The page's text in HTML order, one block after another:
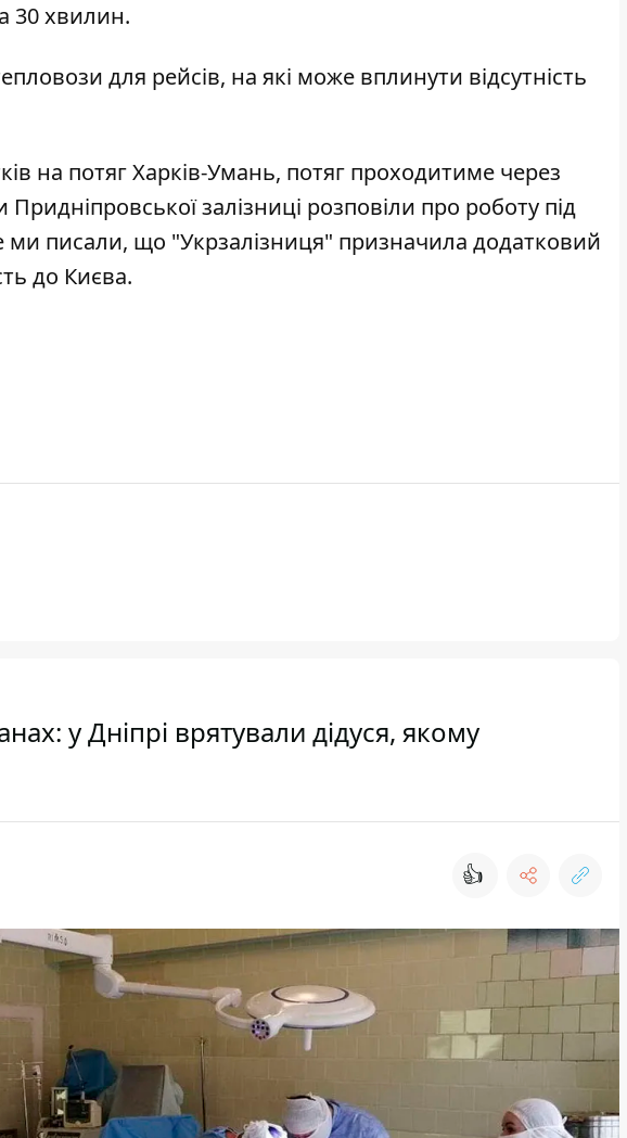
30 хвилин.
для рейсів, на які може вплинути відсутність
на потяг Харків-Умань, потяг проходитиме через
Придніпровської залізниці розповіли про роботу під
ми писали, що "Укрзалізниця" призначила додатковий
до Києва.
у Дніпрі врятували дідуся, якому
👍